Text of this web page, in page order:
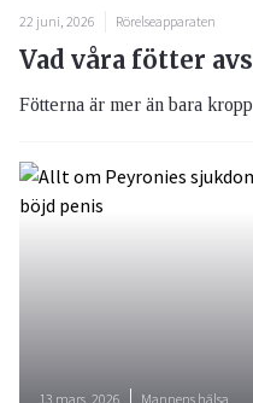
22 juni, 2026 Rörelseapparaten
Vad våra fötter
Fötterna är mer än bara
13 mars, 2026 Mannens hälsa